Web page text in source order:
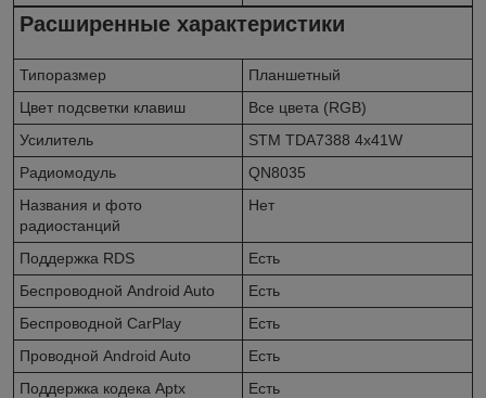
Расширенные характеристики
Типоразмер
Планшетный
Цвет подсветки клавиш
Все цвета (RGB)
Усилитель
STM TDA7388 4x41W
Радиомодуль
QN8035
Названия и фото
радиостанций
Нет
Поддержка RDS
Есть
Беспроводной Android Auto
Есть
Беспроводной CarPlay
Есть
Проводной Android Auto
Есть
Поддержка кодека Aptx
Есть